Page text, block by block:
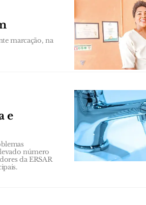
marcação, na
e
número
da ERSAR